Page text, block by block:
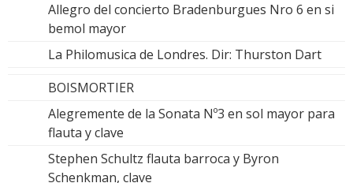
Allegro del concierto Bradenburgues Nro 6 en si
bemol mayor
La Philomusica de Londres. Dir: Thurston Dart
BOISMORTIER
Alegremente de la Sonata Nº3 en sol mayor para
flauta y clave
Stephen Schultz flauta barroca y Byron
Schenkman, clave